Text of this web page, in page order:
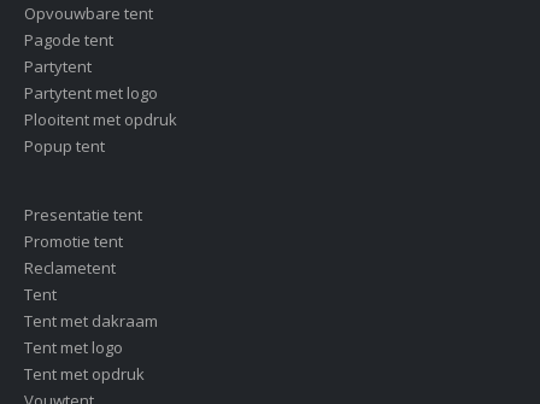
Opvouwbare tent
Pagode tent
Partytent
Partytent met logo
Plooitent met opdruk
Popup tent
Presentatie tent
Promotie tent
Reclametent
Tent
Tent met dakraam
Tent met logo
Tent met opdruk